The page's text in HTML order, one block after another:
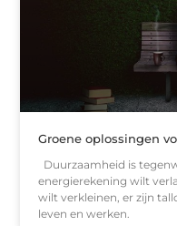
Groene oplossingen
Duurzaamheid is
energierekening wilt
wilt verkleinen, er zijn
leven en werken.